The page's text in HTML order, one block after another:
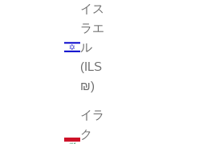
イス
ラエ
ル
(ILS
₪)
イラ
ク